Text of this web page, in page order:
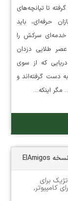
تا تپانچه‌های
حرفه‌ای، باید
خدمه‌ای سرکش را
عصر طلایی دزدان
که از سوی
دست گرفته‌اند و
مگر اینکه…
برای
کامپیوتر,